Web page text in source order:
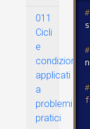
011
Cicli
e
condizioni
applicati
a
problemi
pratici